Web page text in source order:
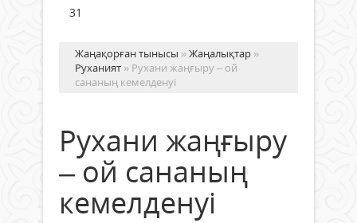
31
Жаңақорған тынысы »Жаңалықтар »
Руханият » Рухани жаңғыру – ой
сананың кемелденуі
Рухани жаңғыру
– ой сананың
кемелденуі